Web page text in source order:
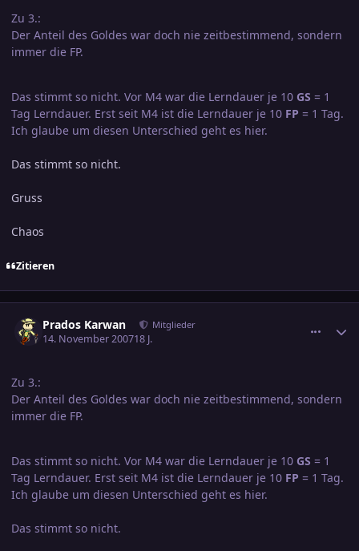
Zu 3.:
Der Anteil des Goldes war doch nie zeitbestimmend, sondern
immer die FP.
Das stimmt so nicht. Vor M4 war die Lerndauer je 10 GS = 1
Tag Lerndauer. Erst seit M4 ist die Lerndauer je 10 FP = 1 Tag.
Ich glaube um diesen Unterschied geht es hier.
Das stimmt so nicht.
Gruss
Chaos
Zitieren
Prados Karwan Mitglieder
14. November 200718 J.
Zu 3.:
Der Anteil des Goldes war doch nie zeitbestimmend, sondern
immer die FP.
Das stimmt so nicht. Vor M4 war die Lerndauer je 10 GS = 1
Tag Lerndauer. Erst seit M4 ist die Lerndauer je 10 FP = 1 Tag.
Ich glaube um diesen Unterschied geht es hier.
Das stimmt so nicht.